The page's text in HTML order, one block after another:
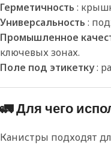
Герметичность :
Универсальность :
Промышленное
ключевых зонах.
Поле под этикетку:
🚛 Для чего
Канистры подходят